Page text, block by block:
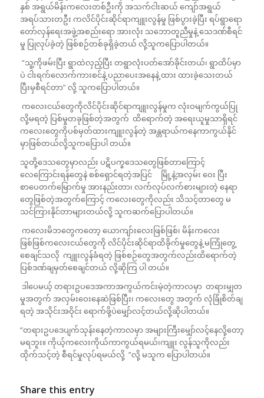
နှစ် အရွယ်မိန်းကလေးတစ်ဦးကို အသက်ငါးဆယ် ကျော်အရွယ်
အရပ်သားတဦး ကလိင်ပိုင်းဆိုင်ရာကျူးလွန်မှု ဖြစ်ပွားခဲ့ပြီး ရပ်ရွာရော
တော်လှန်‌ရေးအဖွဲ့အစည်းရော အားလုံး သ‌ဘောတူညီမှုနဲ့ သေဒဏ်စီရင်
မှု ပြုလုပ်ခဲ့တဲ့ ဖြစ်စဉ်တစ်ခုရှိခဲ့တယ် လို့သူကပြောပါတယ်။
“သူ့ကိုဖမ်းပြီး ရွာထဲလှည့်ပြီး တရွာလုံးပတ်အော်ခိုင်းတယ်၊ ရွာထိပ်မှာ
ပဲ ငါးရက်လောက်ကားစင်နဲ့ ပညာပေးအနေနဲ့ ထား ထားခဲ့သေးတယ်
ပြီးမှစီရင်တာ” လို့ သူကပြောပါတယ်။
ကလေးငယ်တွေကိုလိင်ပိုင်းဆိုင်ရာကျူးလွန်မှုက လုံးဝမျက်ကွယ်ပြု
လို့မရတဲ့ ပြစ်မှုတခုဖြစ်တဲ့အတွက် ထိရောက်တဲ့ အ‌ရေးယူမှုသာရှိရင်
ကလေးတွေကိုပစ်မှတ်ထားကျူးလွန်တဲ့ အန္တရာယ်ကနေကာကွယ်နိုင်
မှာဖြစ်တယ်လို့သူကပြောပါ တယ်။
သူတို့ဒေသတွေမှာလည်း ပဋိပက္ခဒေသတွေဖြစ်တာကြောင့်
လေကြောင်းရန်တွေနဲ စစ်ရှောင်ရတဲ့အပြင် မြို့နဲ့အလှမ်း ဝေး ပြီး
စာပေတက်မြောက်မှု အားနည်းတာ၊ လက်လုပ်လက်စားများတဲ့ နေရာ
တွေဖြစ်တဲ့အတွက်ကြောင့် ကလေးတွေကိုလည်း သိသင့်တာတွေ မ
သင်ကြားနိုင်တာများတယ်လို့ သူကဆက်ပြောပါတယ်။
ကလေးမိဘတွေကတော့ ယောကျာ်းလေးဖြစ်ဖြစ်၊ မိန်းကလေး
ဖြစ်ဖြစ်ကလေးငယ်တွေကို လိင်ပိုင်းဆိုင်ရာထိခိုက်မှုတွေနဲ့ မကြုံတွေ့
စေချင်သလို ကျူးလွန်ခံရတဲ့ ဖြစ်စဉ်တွေအတွက်လည်းထိရောက်တဲ့
ပြစ်ဒဏ်ချမှတ်စေချင်တယ် လို့ဆိုကြ ပါ တယ်။
ဒါပေမယ့် တရားဥပဒေအကာအကွယ်ကင်းမဲ့တဲ့ကာလမှာ တရားမျှတ
မှုအတွက် အလှမ်းဝေးနေဆဲဖြစ်ပြီး၊ ကလေးတွေ အတွက် လုံခြုံစိတ်ချ
ရတဲ့ အသိုင်းအဝိုင်း ရောက်ဖို့ပဲမျှော်လင့်တယ်လို့ဆိုပါတယ်။
“တရားဥပဒေပျက်သုန်းနေတဲ့ကာလမှာ အများကြီးမျှော်လင့်နေလို့တော့
မရဘူး။ ကိုယ့်ကလေးကိုယ်ကာကွယ်ရမယ်၊ကျူး လွန်သူကိုလည်း
ထိုက်သင့်တဲ့ စီရင်မှုလုပ်ရမယ်လို့ ”လို့ မသူက ပြောပါတယ်။
Share this entry